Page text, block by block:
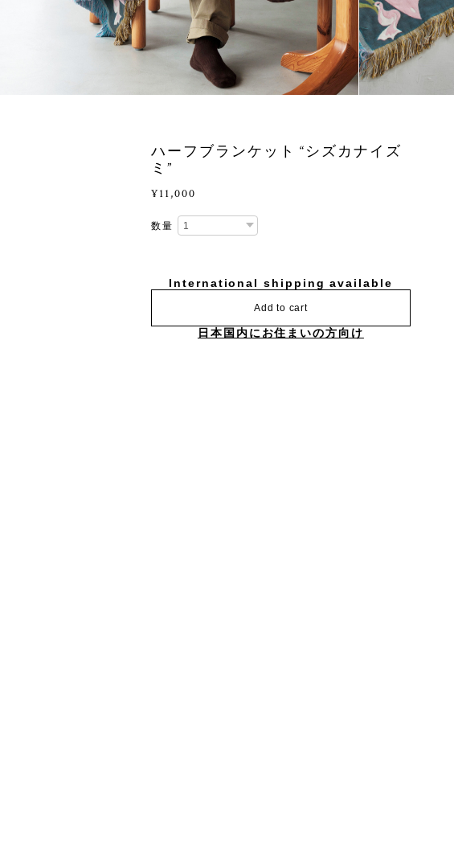
ハーフブランケット “シズカナイズ
ミ”
¥11,000
数量
International shipping available
Add to cart
日本国内にお住まいの方向け